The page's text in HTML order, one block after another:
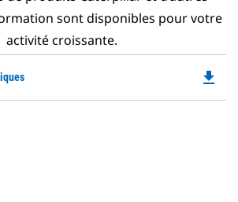
sont disponibles pour votre
activité croissante.
file_download